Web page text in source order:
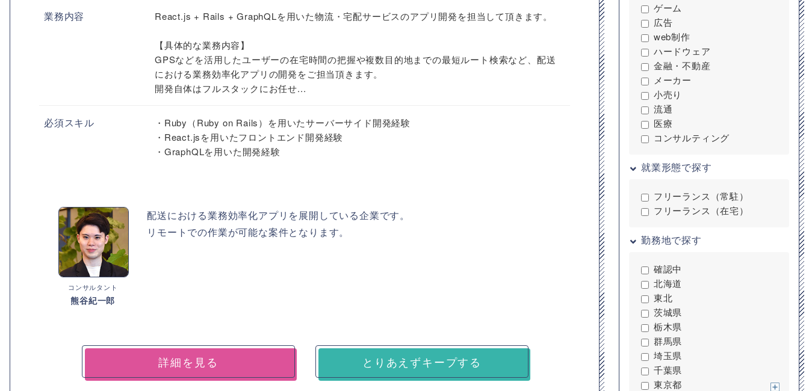
業務内容 React.js + Rails + GraphQLを用いた物流・宅配サービスのアプリ開発を担当して頂きます。
【具体的な業務内容】
GPSなどを活用したユーザーの在宅時間の把握や複数目的地までの最短ルート検索など、配送
における業務効率化アプリの開発をご担当頂きます。
開発自体はフルスタックにお任せ...
必須スキル
・Ruby（Ruby on Rails）を用いたサーバーサイド開発経験
・React.jsを用いたフロントエンド開発経験
・GraphQLを用いた開発経験
コンサルタント
熊谷紀一郎
配送における業務効率化アプリを展開している企業です。
リモートでの作業が可能な案件となります。
詳細を見る とりあえずキープする
ゲーム
広告
web制作
ハードウェア
金融・不動産
メーカー
小売り
流通
医療
コンサルティング
就業形態で探す
フリーランス（常駐）
フリーランス（在宅）
勤務地で探す
確認中
北海道
東北
茨城県
栃木県
群馬県
埼玉県
千葉県
東京都